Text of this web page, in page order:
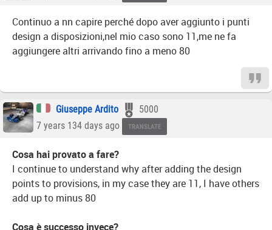
Continuo a nn capire perché dopo aver aggiunto i punti
design a disposizioni,nel mio caso sono 11,me ne fa
aggiungere altri arrivando fino a meno 80
Giuseppe Ardito
5000
7 years 134 days ago
TRANSLATE
Cosa hai provato a fare?
I continue to understand why after adding the design
points to provisions, in my case they are 11, I have others
add up to minus 80
Cosa è successo invece?